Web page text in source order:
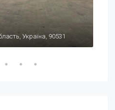
Україна, 90531